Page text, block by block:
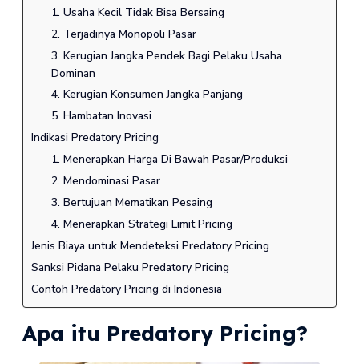
1. Usaha Kecil Tidak Bisa Bersaing
2. Terjadinya Monopoli Pasar
3. Kerugian Jangka Pendek Bagi Pelaku Usaha
Dominan
4. Kerugian Konsumen Jangka Panjang
5. Hambatan Inovasi
Indikasi Predatory Pricing
1. Menerapkan Harga Di Bawah Pasar/Produksi
2. Mendominasi Pasar
3. Bertujuan Mematikan Pesaing
4. Menerapkan Strategi Limit Pricing
Jenis Biaya untuk Mendeteksi Predatory Pricing
Sanksi Pidana Pelaku Predatory Pricing
Contoh Predatory Pricing di Indonesia
Apa itu Predatory Pricing?